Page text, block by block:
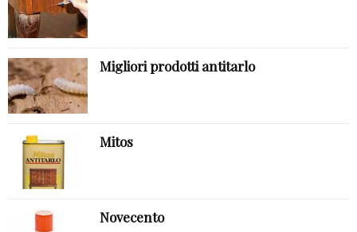
Migliori prodotti antitarlo
Mitos
Novecento